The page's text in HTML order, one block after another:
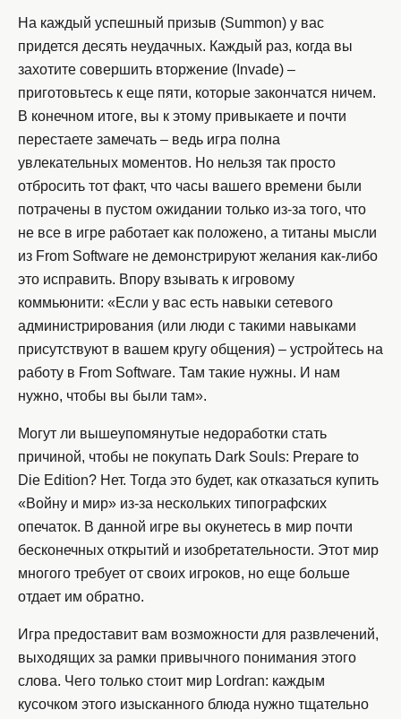
На каждый успешный призыв (Summon) у вас
придется десять неудачных. Каждый раз, когда вы
захотите совершить вторжение (Invade) –
приготовьтесь к еще пяти, которые закончатся ничем.
В конечном итоге, вы к этому привыкаете и почти
перестаете замечать – ведь игра полна
увлекательных моментов. Но нельзя так просто
отбросить тот факт, что часы вашего времени были
потрачены в пустом ожидании только из-за того, что
не все в игре работает как положено, а титаны мысли
из From Software не демонстрируют желания как-либо
это исправить. Впору взывать к игровому
коммьюнити: «Если у вас есть навыки сетевого
администрирования (или люди с такими навыками
присутствуют в вашем кругу общения) – устройтесь на
работу в From Software. Там такие нужны. И нам
нужно, чтобы вы были там».
Могут ли вышеупомянутые недоработки стать
причиной, чтобы не покупать Dark Souls: Prepare to
Die Edition? Нет. Тогда это будет, как отказаться купить
«Войну и мир» из-за нескольких типографских
опечаток. В данной игре вы окунетесь в мир почти
бесконечных открытий и изобретательности. Этот мир
многого требует от своих игроков, но еще больше
отдает им обратно.
Игра предоставит вам возможности для развлечений,
выходящих за рамки привычного понимания этого
слова. Чего только стоит мир Lordran: каждым
кусочком этого изысканного блюда нужно тщательно